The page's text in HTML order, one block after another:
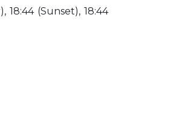
18:44 (Sunset), 18:44